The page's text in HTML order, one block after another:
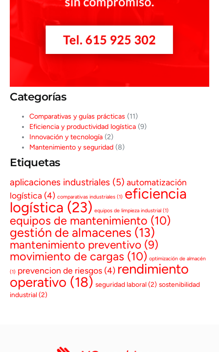
Categorías
Comparativas y guías prácticas (11)
Eficiencia y productividad logística (9)
Innovación y tecnología (2)
Mantenimiento y seguridad (8)
Etiquetas
aplicaciones industriales (5) automatización
logística (4) comparativas industriales (1) eficiencia
logística (23) equipos de limpieza industrial (1)
equipos de mantenimiento (10)
gestión de almacenes (13)
mantenimiento preventivo (9)
movimiento de cargas (10) optimización de almacén
(1) prevencion de riesgos (4) rendimiento
operativo (18) seguridad laboral (2) sostenibilidad
industrial (2)